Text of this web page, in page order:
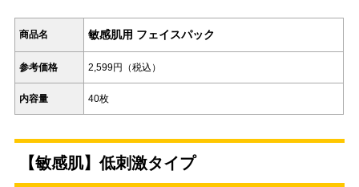
商品名 敏感肌用 フェイスパック
参考価格 2,599円（税込）
内容量 40枚
【敏感肌】低刺激タイプ